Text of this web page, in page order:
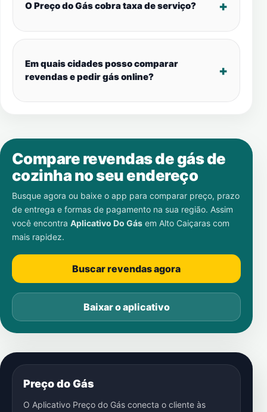
O Preço do Gás cobra taxa de serviço?
Em quais cidades posso comparar
revendas e pedir gás online?
Compare revendas de gás de
cozinha no seu endereço
Busque agora ou baixe o app para comparar preço, prazo
de entrega e formas de pagamento na sua região. Assim
você encontra Aplicativo Do Gás em Alto Caiçaras com
mais rapidez.
Buscar revendas agora
Baixar o aplicativo
Preço do Gás
O Aplicativo Preço do Gás conecta o cliente às